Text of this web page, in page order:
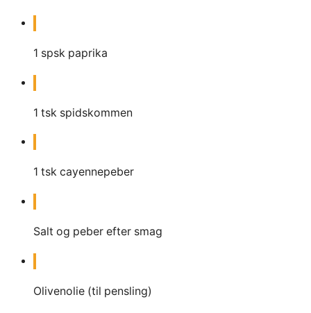
1 spsk paprika
1 tsk spidskommen
1 tsk cayennepeber
Salt og peber efter smag
Olivenolie (til pensling)